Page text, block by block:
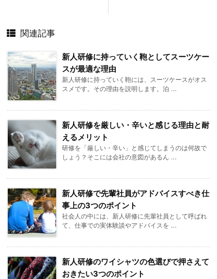
関連記事
新人研修に持っていく鞄としてスーツケー
スが最適な理由
新人研修に持っていく鞄には、スーツケースがオス
スメです。その理由を説明します。泊 ...
新人研修を厳しい・辛いと感じる理由と耐
えるメリット
研修を「厳しい・辛い」と感じてしまうのは何故で
しょう？そこには会社の意図があるん ...
新人研修で先輩社員がアドバイスすべき仕
事上の3つのポイント
社会人の中には、新人研修に先輩社員として呼ばれ
て、仕事での実体験談やアドバイスを ...
新人研修のワイシャツの色選びで押さえて
おきたい3つのポイント